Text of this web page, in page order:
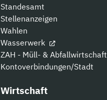
Standesamt
Stellenanzeigen
Wahlen
Wasserwerk
ZAH - Müll- & Abfallwirtschaft
Kontoverbindungen/Stadt
Wirtschaft